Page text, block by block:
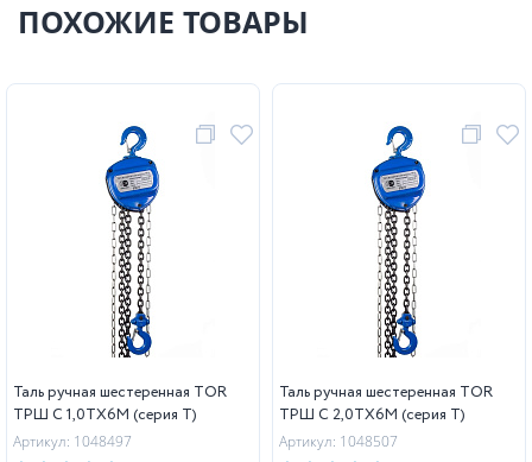
ПОХОЖИЕ ТОВАРЫ
Таль ручная шестеренная TOR
ТРШ C 1,0ТХ6М (серия T)
Артикул: 1048497
Таль ручная шестеренная TOR
ТРШ C 2,0ТХ6М (серия T)
Артикул: 1048507